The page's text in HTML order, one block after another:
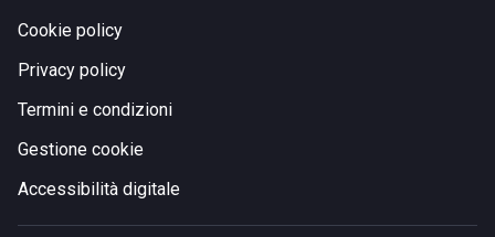
Cookie policy
Privacy policy
Termini e condizioni
Gestione cookie
Accessibilità digitale